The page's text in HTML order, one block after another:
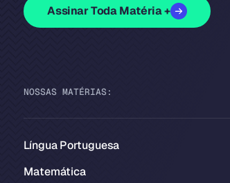
Assinar Toda Matéria +
NOSSAS MATÉRIAS:
Língua Portuguesa
Matemática